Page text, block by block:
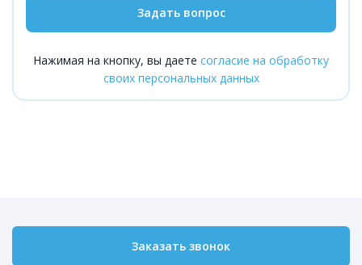
Задать вопрос
Нажимая на кнопку, вы даете согласие на обработку
своих персональных данных
Заказать звонок